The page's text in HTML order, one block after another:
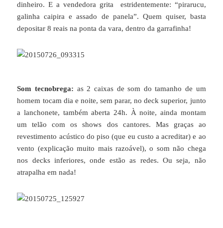
dinheiro. E a vendedora grita estridentemente: “pirarucu,
galinha caipira e assado de panela”. Quem quiser, basta
depositar 8 reais na ponta da vara, dentro da garrafinha!
Som tecnobrega: as 2 caixas de som do tamanho de um
homem tocam dia e noite, sem parar, no deck superior, junto
a lanchonete, também aberta 24h. À noite, ainda montam
um telão com os shows dos cantores. Mas graças ao
revestimento acústico do piso (que eu custo a acreditar) e ao
vento (explicação muito mais razoável), o som não chega
nos decks inferiores, onde estão as redes. Ou seja, não
atrapalha em nada!